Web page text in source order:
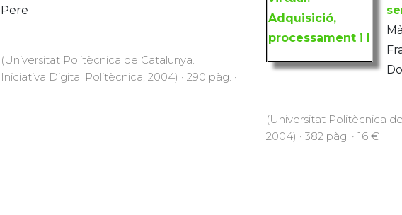
Pere
(Universitat Politècnica de Catalunya.
Iniciativa Digital Politècnica, 2004) · 290 pàg. ·
(Universitat Politècnica
2004) · 382 pàg. · 16 €